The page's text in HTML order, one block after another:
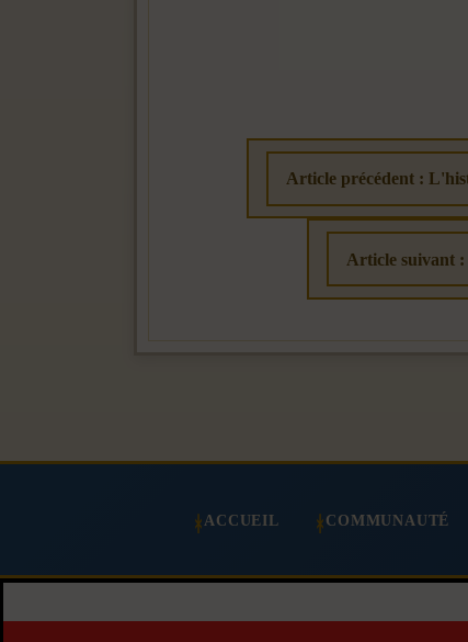
Article précédent :
Article suivant :
ACCUEIL COMMUNAUTÉ